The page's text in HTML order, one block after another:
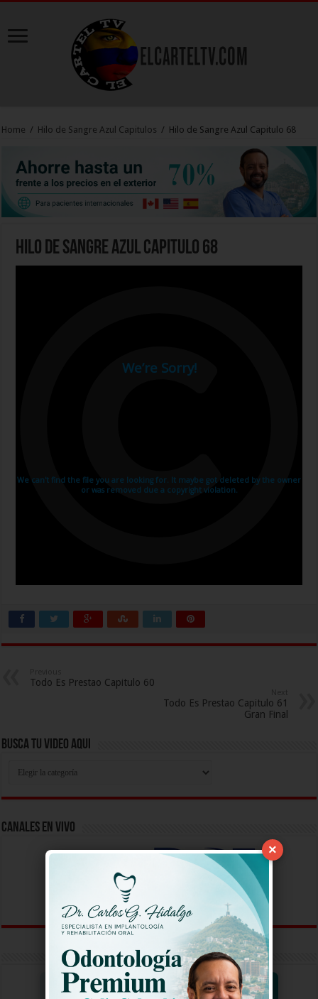
Home / Hilo de Sangre Azul Capitulos / Hilo de Sangre Azul Capitulo 68
Hilo de Sangre Azul Capitulo 68
Todo Es Prestao Capitulo 60
Todo Es Prestao Capitulo 61
Gran Final
Busca Tu Video Aqui
Aqui
Canales En Vivo
×